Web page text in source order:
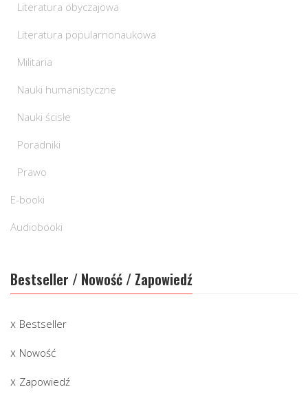
Literatura obyczajowa
Literatura popularnonaukowa
Militaria
Nauki humanistyczne
Nauki ścisłe
Poradniki
Prawo
E-booki
Audiobooki
Bestseller / Nowość / Zapowiedź
Bestseller
Nowość
Zapowiedź